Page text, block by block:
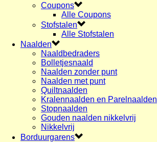
Coupons
Alle Coupons
Stofstalen
Alle Stofstalen
Naalden
Naaldbedraders
Bolletjesnaald
Naalden zonder punt
Naalden met punt
Quiltnaalden
Kralennaalden en Parelnaalden
Stopnaalden
Gouden naalden nikkelvrij
Nikkelvrij
Borduurgarens